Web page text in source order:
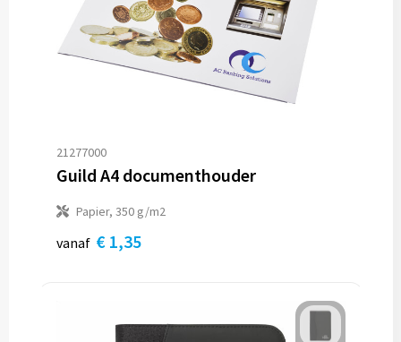
21277000
Guild A4 documenthouder
Papier, 350 g/m2
vanaf € 1,35